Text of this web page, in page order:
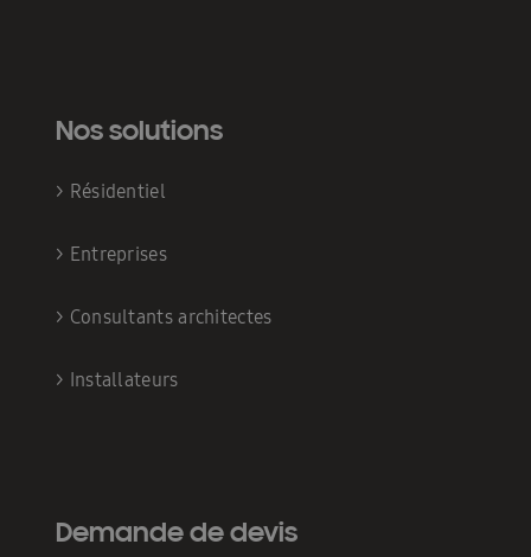
Nos solutions
> Résidentiel
> Entreprises
> Consultants architectes
> Installateurs
Demande de devis